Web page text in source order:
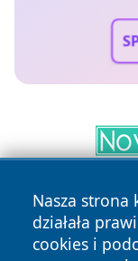
Nasza strona
działała
cookies i